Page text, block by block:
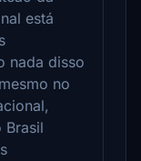
está
nada disso
no
Brasil